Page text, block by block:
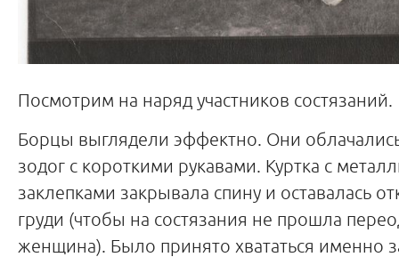
Посмотрим на наряд участников состязаний.
Борцы выглядели эффектно. Они облачались
зодог с короткими рукавами. Куртка с
заклепками закрывала спину и оставалась
груди (чтобы на состязания не прошла
женщина). Было принято хвататься именно